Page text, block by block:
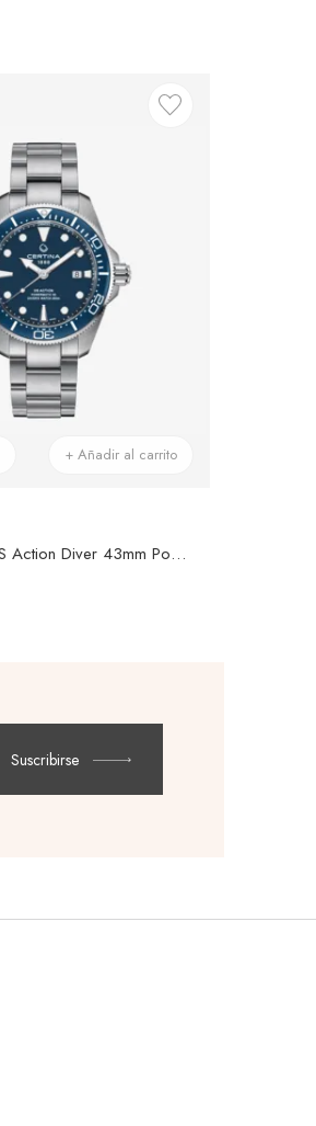
+ Añadir al carrito
Reloj Certina DS Action Diver 43mm Powermatic 80 Acero, Esfera Azul
Suscribirse